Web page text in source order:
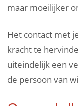
maar moeilijker
Het contact met
kracht te
uiteindelijk een
de persoon van